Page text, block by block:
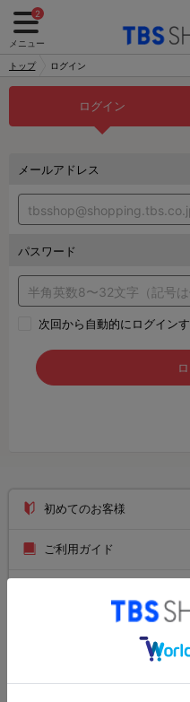
2
メニュー
トップ ログイン
ログイン
メールアドレス
パスワード
次回から自動的にログイン
初めてのお客様
ご利用ガイド